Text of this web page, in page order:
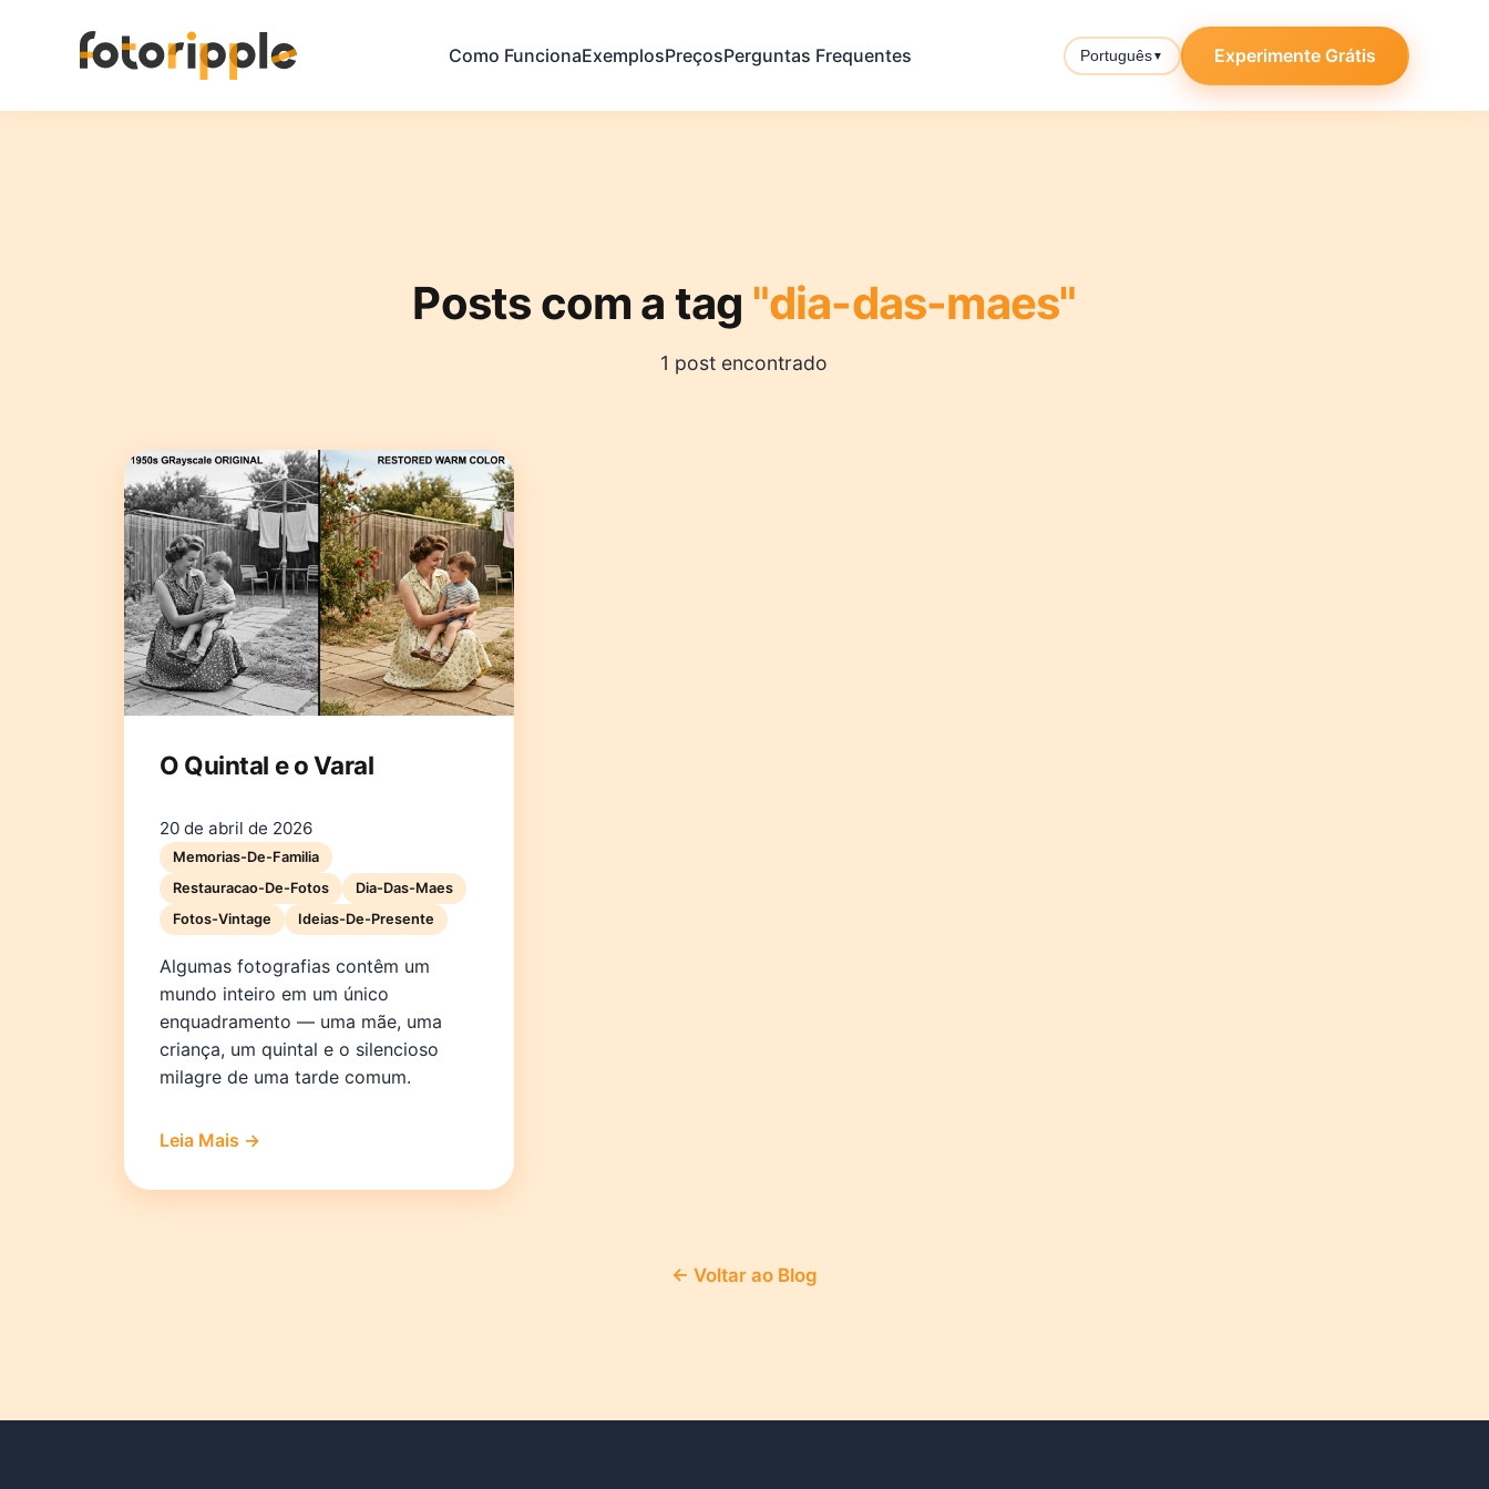
Como FuncionaExemplosPreçosPerguntas Frequentes Português▼ Experimente Grátis
Posts com a tag "dia-das-maes"
1 post encontrado
O Quintal e o Varal
20 de abril de 2026
Memorias-De-Familia
Restauracao-De-Fotos
Dia-Das-Maes
Fotos-Vintage
Ideias-De-Presente
Algumas fotografias contêm um
mundo inteiro em um único
enquadramento — uma mãe, uma
criança, um quintal e o silencioso
milagre de uma tarde comum.
Leia Mais →
← Voltar ao Blog